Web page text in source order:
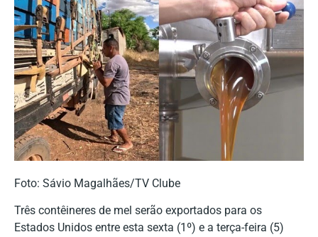
Foto: Sávio Magalhães/TV Clube
Três contêineres de mel serão exportados para os
Estados Unidos entre esta sexta (1º) e a terça-feira (5)